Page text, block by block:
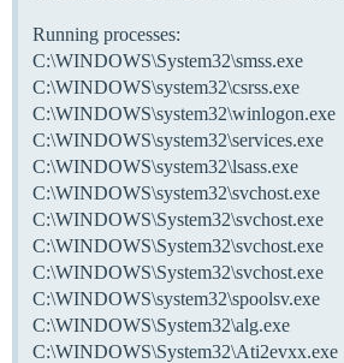
Running processes:
C:\WINDOWS\System32\smss.exe
C:\WINDOWS\system32\csrss.exe
C:\WINDOWS\system32\winlogon.exe
C:\WINDOWS\system32\services.exe
C:\WINDOWS\system32\lsass.exe
C:\WINDOWS\system32\svchost.exe
C:\WINDOWS\System32\svchost.exe
C:\WINDOWS\System32\svchost.exe
C:\WINDOWS\System32\svchost.exe
C:\WINDOWS\system32\spoolsv.exe
C:\WINDOWS\System32\alg.exe
C:\WINDOWS\System32\Ati2evxx.exe